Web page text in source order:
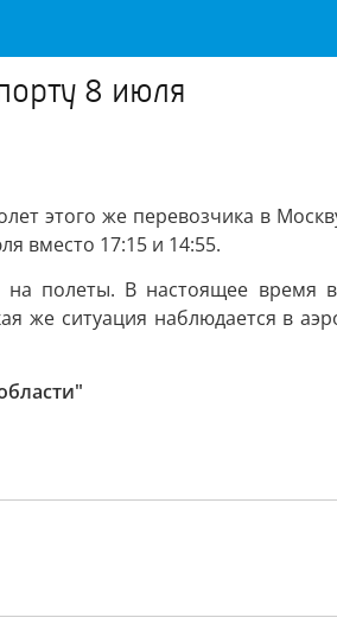
8 июля
этого же перевозчика в
вместо 17:15 и 14:55.
полеты. В настоящее время
же ситуация наблюдается в